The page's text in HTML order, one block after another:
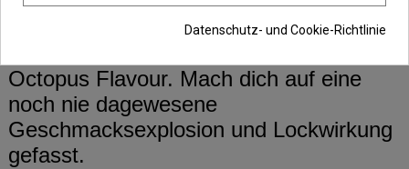
Hier bildet sie eine unschlagbare
Octopus Flavour. Mach dich auf eine
noch nie dagewesene
Geschmacksexplosion und Lockwirkung
gefasst.
Datenschutz- und Cookie-Richtlinie